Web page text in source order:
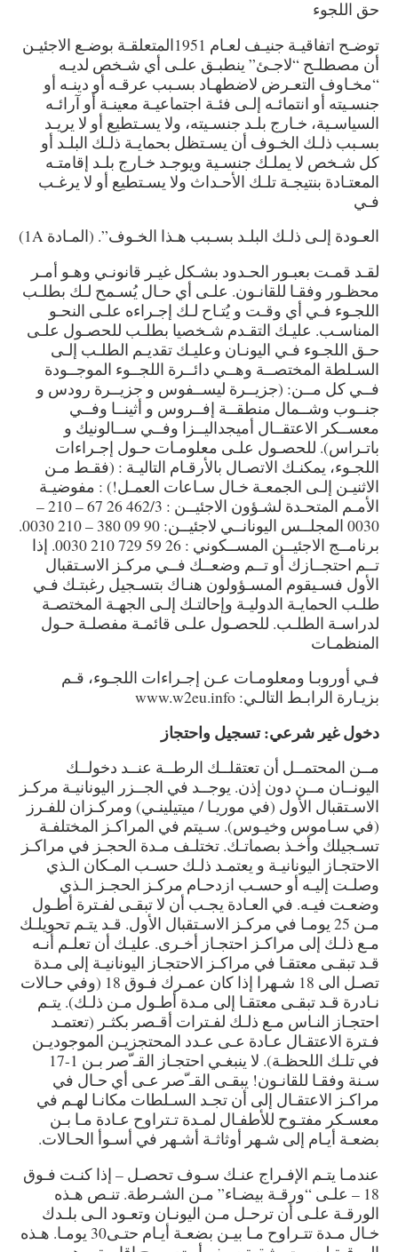
حق اللجوء
توضـح اتفاقيـة جنيـف لعـام 1951المتعلقـة بوضـع الاجئيـن
أن مصطلـح “لاجـئ” ينطبـق علـى أي شـخص لديـه
“مخـاوف التعـرض لاضطهـاد بسـبب عرقـه أو دينـه أو
جنسـيته أو انتمائـه إلـى فئـة اجتماعيـة معينـة أو آرائـه
السياسـية، خـارج بلـد جنسـيته، ولا يسـتطيع أو لا يريـد
بسـبب ذلـك الخـوف أن يسـتظل بحمايـة ذلـك البلـد أو
كل شـخص لا يملـك جنسـية ويوجـد خـارج بلـد إقامتـه
المعتـادة بنتيجـة تلـك الأحـداث ولا يسـتطيع أو لا يرغـب
فـي
العـودة إلـى ذلـك البلـد بسـبب هـذا الخـوف”. (المـادة 1A)
لقـد قمـت بعبـور الحـدود بشـكل غيـر قانونـي وهـو أمـر
محظـور وفقـا للقانـون. علـى أي حـال يُسـمح لـك بطلـب
اللجـوء فـي أي وقـت و يُتـاح لـك إجـراءه علـى النحـو
المناسـب. عليـك التقـدم شـخصيا بطلـب للحصـول علـى
حـق اللجـوء فـي اليونـان وعليـك تقديـم الطلـب إلـى
السـلطة المختصــة وهــي دائــرة اللجــوء الموجــودة
فــي كل مــن: (جزيــرة ليســفوس و جزيــرة رودس و
جنــوب وشــمال منطقــة إفــروس و أثينــا وفــي
معســكر الاعتقــال أميجداليــزا وفــي ســالونيك و
باتـراس). للحصـول علـى معلومـات حـول إجـراءات
اللجـوء، يمكنـك الاتصـال بالأرقـام التاليـة : (فقـط مـن
الاثنيـن إلـى الجمعـة خـال سـاعات العمـل!) : مفوضيـة
الأمـم المتحـدة لشـؤون الاجئيــن : 462/3 26 67 – 210 –
0030 المجلــس اليونانــي لاجئيــن: 90 09 380 – 210 0030.
برنامــج الاجئيــن المســكوني : 26 59 729 210 0030. إذا
تــم احتجــازك أو تــم وضعــك فــي مركـز الاسـتقبال
الأول فسـيقوم المسـؤولون هنـاك بتسـجيل رغبتـك فـي
طلـب الحمايـة الدوليـة وإحالتـك إلـى الجهـة المختصـة
لدراسـة الطلـب. للحصـول علـى قائمـة مفصلـة حـول
المنظمـات
فـي أوروبـا ومعلومـات عـن إجـراءات اللجـوء، قـم
بزيـارة الرابـط التالـي: www.w2eu.info
دخول غير شرعي: تسجيل واحتجاز
مــن المحتمــل أن تعتقلــك الرطــة عنــد دخولــك
اليونــان مــن دون إذن. يوجــد في الجــزر اليونانيـة مركـز
الاسـتقبال الأول (في موريـا / ميتيلينـي) ومركـزان للفـرز
(في سـاموس وخيـوس). سـيتم في المراكـز المختلفـة
تسـجيلك وأخـذ بصماتـك. تختلـف مـدة الحجـز في مراكـز
الاحتجـاز اليونانيـة و يعتمـد ذلـك حسـب المـكان الـذي
وصلـت إليـه أو حسـب ازدحـام مركـز الحجـز الـذي
وضعـت فيـه. في العـادة يجـب أن لا تبقـى لفـترة أطـول
مـن 25 يومـا في مركـز الاسـتقبال الأول. قـد يتـم تحويلـك
مـع ذلـك إلى مراكـز احتجـاز أخـرى. عليـك أن تعلـم أنـه
قـد تبقـى معتقـا في مراكـز الاحتجـاز اليونانيـة إلى مـدة
تصـل الى 18 شـهرا إذا كان عمـرك فـوق 18 (وفي حـالات
نـادرة قـد تبقـى معتقـا إلى مـدة أطـول مـن ذلـك). يتـم
احتجـاز النـاس مـع ذلـك لفـترات أقـصر بكثـر (تعتمـد
فـترة الاعتقـال عـادة عـى عـدد المحتجزيـن الموجوديـن
في تلـك اللحظـة). لا ينبغـي احتجـاز القـ ّصر بـن 1-17
سـنة وفقـا للقانـون! يبقـى القـ ّصر عـى أي حـال في
مراكـز الاعتقـال إلى أن تجـد السـلطات مكانـا لهـم في
معسـكر مفتـوح للأطفـال لمـدة تـتراوح عـادة مـا بـن
بضعـة أيـام إلى شـهر أوثاثـة أشـهر في أسـوأ الحـالات.
عندمـا يتـم الإفـراج عنـك سـوف تحصـل – إذا كنـت فـوق
18 – علـى “ورقـة بيضـاء” مـن الشـرطة. تنـص هـذه
الورقـة علـى أن ترحـل مـن اليونـان وتعـود الـى بلـدك
خـال مـدة تتـراوح مـا بيـن بضعـة أيـام حتـى30 يومـا. هـذه